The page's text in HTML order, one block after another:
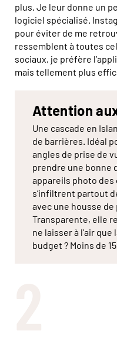
plus. Je leur donne un
logiciel spécialisé.
pour éviter de me
ressemblent à toutes
sociaux, je préfère
mais tellement plus
Attention
Une cascade en
de barrières. Idéal
angles de prise de
prendre une bonne
appareils photo des
s’infiltrent partout
avec une housse
Transparente, elle
ne laisser à l’air
budget ? Moins de 15